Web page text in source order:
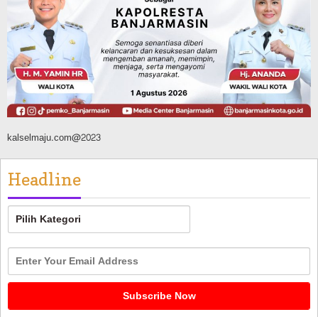
Banjarmasin Pilot Project Perlinsos
Digital, Target 30 Persen IKD Masih
Jauh, Komisi II DPR Turun Tangan
Agustus 7, 2026
kalselmaju.com@2023
Headline
Headline